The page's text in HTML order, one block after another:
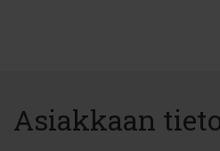
Asiakkaan